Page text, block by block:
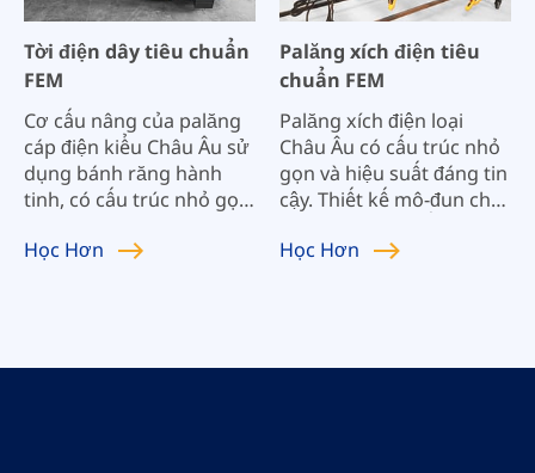
Tời điện dây tiêu chuẩn
FEM
Cơ cấu nâng của palăng
cáp điện kiểu Châu Âu sử
dụng bánh răng hành
tinh, có cấu trúc nhỏ gọn
trục quay, giúp giảm kích
Học Hơn
Palăng xích điện tiêu
chuẩn FEM
Palăng xích điện loại
Châu Âu có cấu trúc nhỏ
gọn và hiệu suất đáng tin
cậy. Thiết kế mô-đun cho
chúng tôi được cấu tạo
Học Hơn